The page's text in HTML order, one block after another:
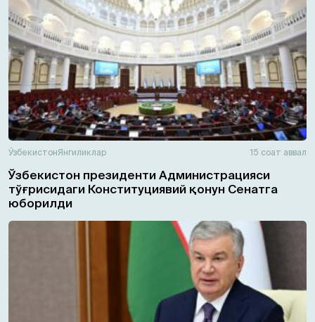
ЎзбекистонЯнгиликлар 15 соат аввал
Ўзбекистон президенти Администрацияси
тўғрисидаги Конституциявий қонун Сенатга
юборилди